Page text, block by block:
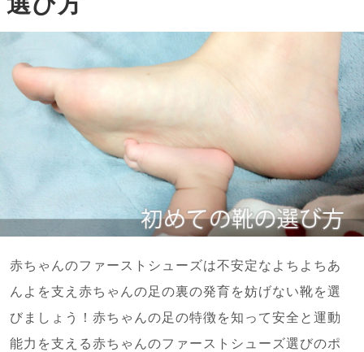
赤ちゃんのファーストシューズは不安定なよちよちあ
んよを支え赤ちゃんの足の裏の発育を妨げない靴を選
びましょう！赤ちゃんの足の特徴を知って安全と運動
能力を支える赤ちゃんのファーストシューズ選びのポ